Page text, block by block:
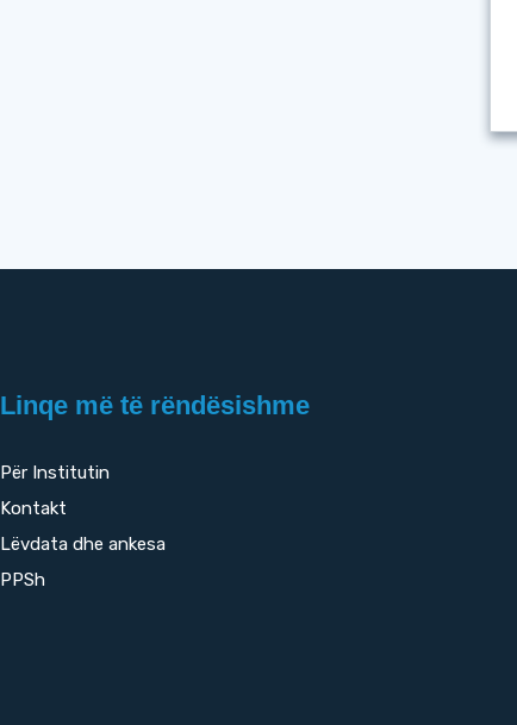
Linqe më të rëndësishme
Për Institutin
Kontakt
Lëvdata dhe ankesa
PPSh